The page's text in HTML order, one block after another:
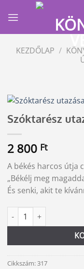
KEZDŐLAP /
Szóktarész
2 800 Ft
A békés harcos útja
„Békélj meg
És senki, akit te
Szóktarész utazásai
Alternative:
Cikkszám:317